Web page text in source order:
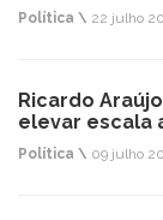
Política \ 22 julho
Ricardo
elevar escala
Política \ 09 julho